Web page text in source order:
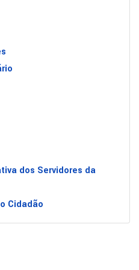
dos Servidores da
Cidadão